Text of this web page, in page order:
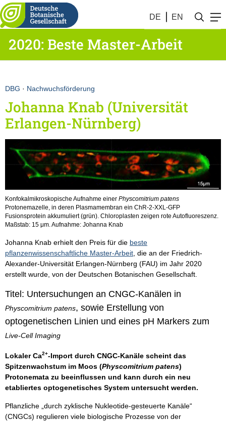
DE EN
2020: Beste Master-Arbeit
DBG · Nachwuchsförderung
Johanna Knab (Universität
Erlangen-Nürnberg)
Konfokalmikroskopische Aufnahme einer Physcomitrium patens
Protonemazelle, in deren Plasmamembran ein ChR-2-XXL-GFP
Fusionsprotein akkumuliert (grün). Chloroplasten zeigen rote Autofluoreszenz.
Maßstab: 15 μm. Aufnahme: Johanna Knab
Johanna Knab erhielt den Preis für die beste
pflanzenwissenschaftliche Master-Arbeit, die an der Friedrich-
Alexander-Universität Erlangen-Nürnberg (FAU) im Jahr 2020
erstellt wurde, von der Deutschen Botanischen Gesellschaft.
Titel: Untersuchungen an CNGC-Kanälen in
Physcomitrium patens, sowie Erstellung von
optogenetischen Linien und eines pH Markers zum
Live-Cell Imaging
Lokaler Ca2+-Import durch CNGC-Kanäle scheint das
Spitzenwachstum im Moos (Physcomitrium patens)
Protonemata zu beeinflussen und kann durch ein neu
etabliertes optogenetisches System untersucht werden.
Pflanzliche „durch zyklische Nukleotide-gesteuerte Kanäle“
(CNGCs) regulieren viele biologische Prozesse von der